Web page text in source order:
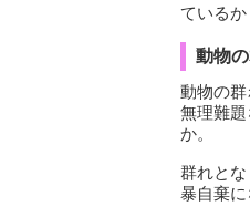
ている
動物
動物の群
無理難
か。
群れと
暴自棄